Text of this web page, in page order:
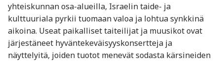
yhteiskunnan osa-alueilla, Israelin taide- ja
kulttuuriala pyrkii tuomaan valoa ja lohtua synkkinä
aikoina. Useat paikalliset taiteilijat ja muusikot ovat
järjestäneet hyväntekeväisyyskonsertteja ja
näyttelyitä, joiden tuotot menevät sodasta kärsineiden